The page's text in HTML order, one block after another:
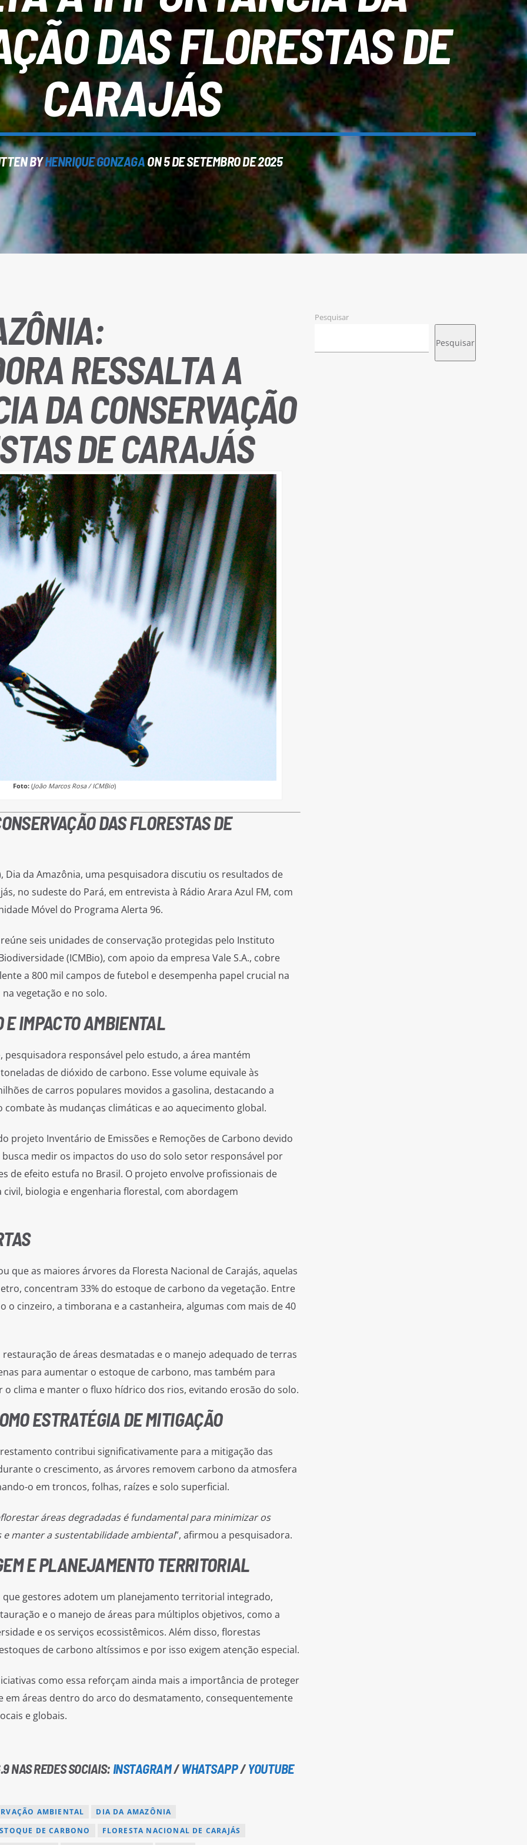
DAS FLORESTAS DE
CARAJÁS
BYHENRIQUE GONZAGAON 5 DE SETEMBRO DE 2025
RESSALTA A
DA CONSERVAÇÃO
DE CARAJÁS
Foto:(João Marcos Rosa / ICMBio)
DAS FLORESTAS DE
Dia da Amazônia, uma pesquisadora discutiu os resultados de
no sudeste do Pará, em entrevista à Rádio Arara Azul FM, com
Móvel do Programa Alerta 96.
seis unidades de conservação protegidas pelo Instituto
(ICMBio), com apoio da empresa Vale S.A., cobre
a 800 mil campos de futebol e desempenha papel crucial na
vegetação e no solo.
E IMPACTO AMBIENTAL
pesquisadora responsável pelo estudo, a área mantém
de dióxido de carbono. Esse volume equivale às
de carros populares movidos a gasolina, destacando a
às mudanças climáticas e ao aquecimento global.
projeto Inventário de Emissões e Remoções de Carbono devido
medir os impactos do uso do solo setor responsável por
de efeito estufa no Brasil. O projeto envolve profissionais de
biologia e engenharia florestal, com abordagem
que as maiores árvores da Floresta Nacional de Carajás, aquelas
concentram 33% do estoque de carbono da vegetação. Entre
o cinzeiro, a timborana e a castanheira, algumas com mais de 40
de áreas desmatadas e o manejo adequado de terras
para aumentar o estoque de carbono, mas também para
clima e manter o fluxo hídrico dos rios, evitando erosão do solo.
ESTRATÉGIA DE MITIGAÇÃO
contribui significativamente para a mitigação das
o crescimento, as árvores removem carbono da atmosfera
o em troncos, folhas, raízes e solo superficial.
áreas degradadas é fundamental para minimizar os
manter a sustentabilidade ambiental”, afirmou a pesquisadora.
E PLANEJAMENTO TERRITORIAL
gestores adotem um planejamento territorial integrado,
e o manejo de áreas para múltiplos objetivos, como a
e os serviços ecossistêmicos. Além disso, florestas
de carbono altíssimos e por isso exigem atenção especial.
como essa reforçam ainda mais a importância de proteger
em áreas dentro do arco do desmatamento, consequentemente
e globais.
NAS REDES SOCIAIS: INSTAGRAM/WHATSAPP/YOUTUBE
AMBIENTAL
DIA DA AMAZÔNIA
DE CARBONO
FLORESTA NACIONAL DE CARAJÁS
Pesquisar
Pesquisar